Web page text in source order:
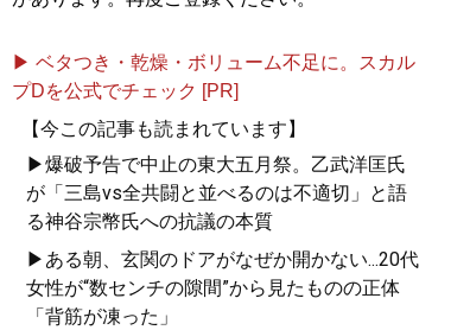
的な方法が満載
『人生を切りひらく 最高
の自宅勉強法』
▶ ベタつき・乾燥・ボリューム不足に。スカル
プDを公式でチェック [PR]
【今この記事も読まれています】
▶爆破予告で中止の東大五月祭。乙武洋匡氏
が「三島vs全共闘と並べるのは不適切」と語
る神谷宗幣氏への抗議の本質
▶ある朝、玄関のドアがなぜか開かない...20代
女性が“数センチの隙間”から見たものの正体
「背筋が凍った」